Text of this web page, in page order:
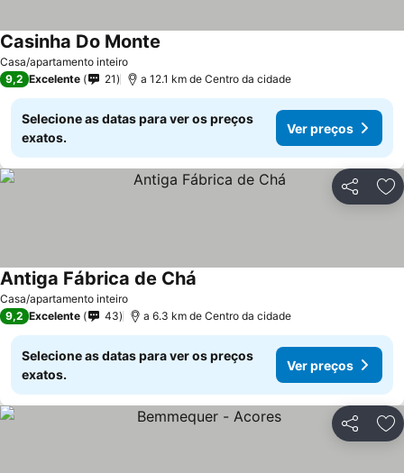
Casa/apartamento inteiro
Casinha Do Monte
9,2 Excelente 21 a 12.1 km de Centro da cidade
Selecione as datas para ver os preços
exatos.
Ver preços
Partilhar
Casa/apartamento inteiro
Antiga Fábrica de Chá
9,2 Excelente 43 a 6.3 km de Centro da cidade
Selecione as datas para ver os preços
exatos.
Ver preços
Partilhar